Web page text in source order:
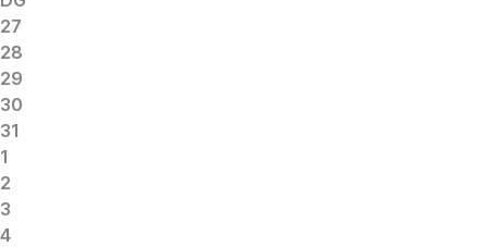
27
28
29
30
31
1
2
3
4